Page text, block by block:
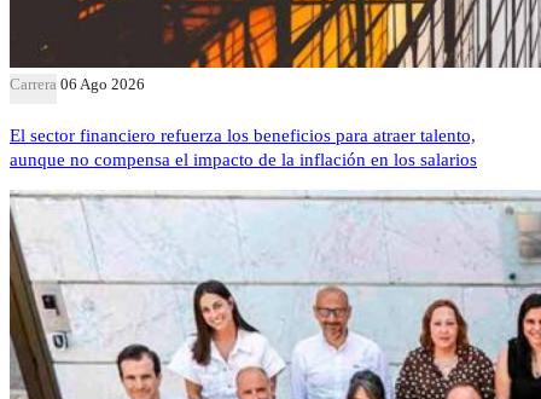
Carrera 06 Ago 2026
El sector financiero refuerza los beneficios para atraer talento,
aunque no compensa el impacto de la inflación en los salarios